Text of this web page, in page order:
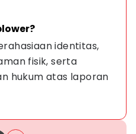
identitas,
fisik, serta
hukum atas laporan